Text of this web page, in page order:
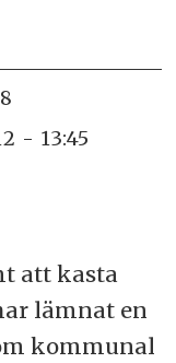
- 13:45
att kasta
lämnat en
kommunal